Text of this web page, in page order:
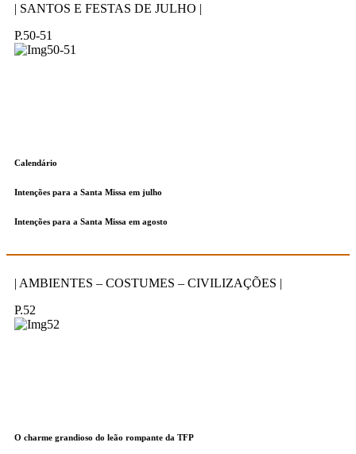
| SANTOS E FESTAS DE JULHO |
P.50-51
Calendário
Intenções para a Santa Missa em julho
Intenções para a Santa Missa em agosto
| AMBIENTES – COSTUMES – CIVILIZAÇÕES |
P.52
O charme grandioso do leão rompante da TFP